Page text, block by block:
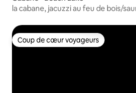
la cabane, jacuzzi au feu de bois/
Coup de cœur voyageurs
Coup de cœur voyageurs